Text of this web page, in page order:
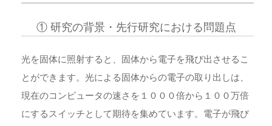
① 研究の背景・先行研究における問題点
光を固体に照射すると、固体から電子を飛び出させるこ
とができます。光による固体からの電子の取り出しは、
現在のコンピュータの速さを１０００倍から１００万倍
にするスイッチとして期待を集めています。電子が飛び